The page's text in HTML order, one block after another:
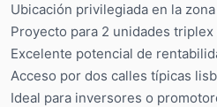
Ubicación privilegiada en la
Proyecto para 2 unidades
Excelente potencial de
Acceso por dos calles típicas
Ideal para inversores o